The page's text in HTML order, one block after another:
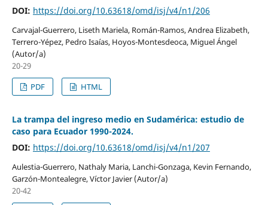
DOI: https://doi.org/10.63618/omd/isj/v4/n1/206
Carvajal-Guerrero, Liseth Mariela, Román-Ramos, Andrea Elizabeth,
Terrero-Yépez, Pedro Isaías, Hoyos-Montesdeoca, Miguel Ángel
(Autor/a)
20-29
PDF
HTML
La trampa del ingreso medio en Sudamérica: estudio de
caso para Ecuador 1990-2024.
DOI: https://doi.org/10.63618/omd/isj/v4/n1/207
Aulestia-Guerrero, Nathaly Maria, Lanchi-Gonzaga, Kevin Fernando,
Garzón-Montealegre, Víctor Javier (Autor/a)
20-42